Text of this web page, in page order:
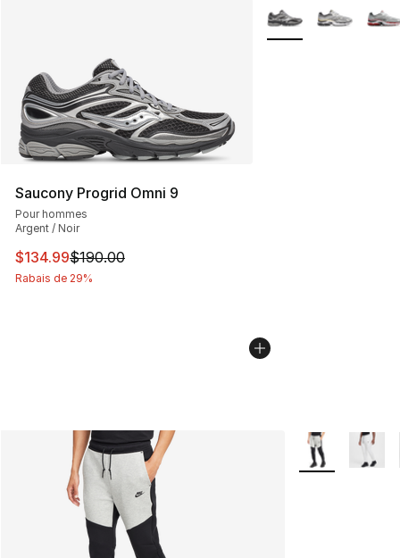
Saucony Progrid Omni 9
Pour hommes
Argent / Noir
Cet article est en solde. Le prix est passé de $190.00 à
$134.99$190.00
Rabais de 29%
Plus de couleurs
Plus de